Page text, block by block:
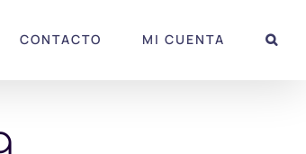
CONTACTO MI CUENTA